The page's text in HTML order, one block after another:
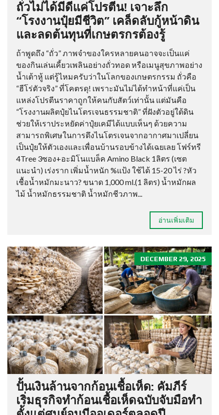
ถั่วไม่ได้มีดีแค่โปรตีน! เจาะลึก
“โรงงานปุ๋ยมีชีวิต” เคล็ดลับกู้หน้าดิน
และลดต้นทุนที่เกษตรกรต้องรู้
ถ้าพูดถึง “ถั่ว” ภาพจำของใครหลายคนอาจจะเป็นแค่
ของกินเล่นเคี้ยวเพลินอย่างถั่วทอด หรือเมนูสุขภาพอย่าง
น้ำเต้าหู้ แต่รู้ไหมครับว่าในโลกของเกษตรกรรม ถั่วคือ
“ฮีโร่ตัวจริง” ที่โคตรดุ! เพราะมันไม่ได้ทำหน้าที่แค่เป็น
แหล่งโปรตีนราคาถูกให้คนกับสัตว์เท่านั้น แต่มันคือ
“โรงงานผลิตปุ๋ยไนโตรเจนธรรมชาติ” ที่ฝังตัวอยู่ใต้ดิน
ช่วยให้เราประหยัดค่าปุ๋ยเคมีได้แบบเห็นๆ ด้วยความ
สามารถพิเศษในการดึงไนโตรเจนจากอากาศมาเปลี่ยน
เป็นปุ๋ยให้ตัวเองและเพื่อนบ้านรอบข้างได้เฉยเลย โฟร์ทรี
4Tree 3ซอง+อะมิโนแบล็ค Amino Black 1ลิตร (เซต
แนะนำ) เร่งราก เพิ่มน้ำหนัก %แป้ง ใช้ได้ 15-20 ไร่ ?หัว
เชื้อน้ำหมักมะนาว? ขนาด 1,000 ml.(1 ลิตร) น้ำหมักผล
ไม้ น้ำหมักธรรมชาติ น้ำหมักชีวภาพ...
อ่านเพิ่มเติม
DECEMBER 29, 2025
ปั้นเงินล้านจากก้อนเชื้อเห็ด: คัมภีร์
เริ่มธุรกิจทำก้อนเชื้อเห็ดฉบับจับมือทำ